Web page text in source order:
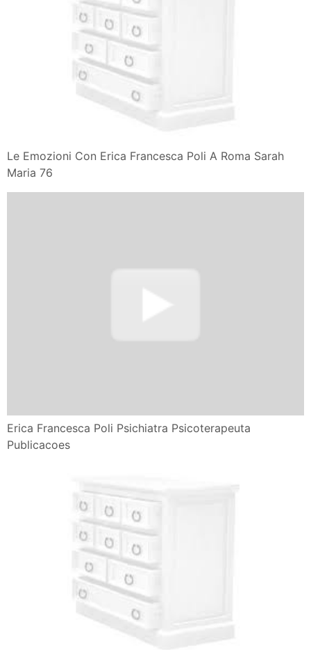
Le Emozioni Con Erica Francesca Poli A Roma Sarah
Maria 76
Erica Francesca Poli Psichiatra Psicoterapeuta
Publicacoes